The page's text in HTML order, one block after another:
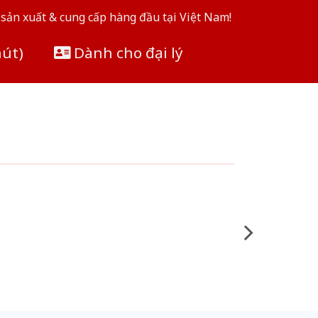
xuất & cung cấp hàng đầu tại Việt Nam!
Dành cho đại lý